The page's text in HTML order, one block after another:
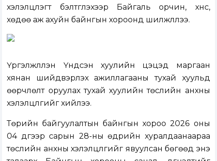
хэлэлцүүлэгт бэлтгүүлэхээр Байгаль орчин, хүнс,
хөдөө аж ахуйн байнгын хороонд шилжүүллээ.
Үргэлжлүүлэн Үндсэн хуулийн цэцэд маргаан
хянан шийдвэрлэх ажиллагааны тухай хуульд
өөрчлөлт оруулах тухай хуулийн төслийн анхны
хэлэлцүүлгийг хийлээ.
Төрийн байгуулалтын байнгын хороо 2026 оны
04 дүгээр сарын 28-ны өдрийн хуралдаанаараа
төслийн анхны хэлэлцүүлгийг явуулсан бөгөөд энэ